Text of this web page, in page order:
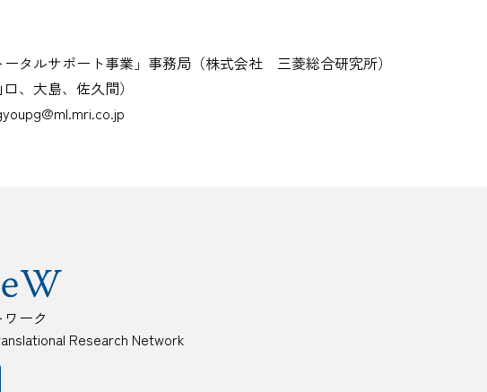
ータルサポート事業」事務局（株式会社 三菱総合研究所）
、大島、佐久間）
ーク
Research Network